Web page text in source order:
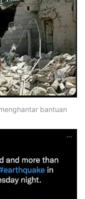
bantuan